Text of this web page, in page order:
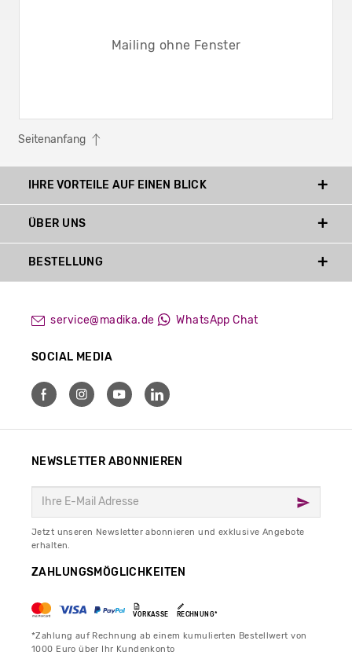
Mailing ohne Fenster
Seitenanfang
IHRE VORTEILE AUF EINEN BLICK
service@madika.de WhatsApp Chat
SOCIAL MEDIA
ÜBER UNS
BESTELLUNG
NEWSLETTER ABONNIEREN
Jetzt unseren Newsletter abonnieren und exklusive Angebote
erhalten.
ZAHLUNGSMÖGLICHKEITEN
VORKASSE RECHNUNG*
*Zahlung auf Rechnung ab einem kumulierten Bestellwert von
1000 Euro über Ihr Kundenkonto